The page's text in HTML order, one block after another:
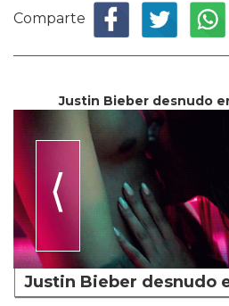
Comparte
Justin Bieber desnudo
⟨
Justin Bieber desnudo